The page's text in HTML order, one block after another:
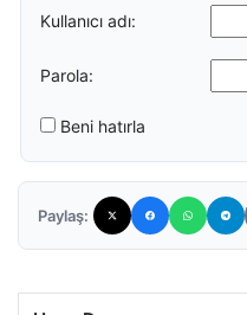
Kullanıcı adı:
Parola:
Beni hatırla
Paylaş: